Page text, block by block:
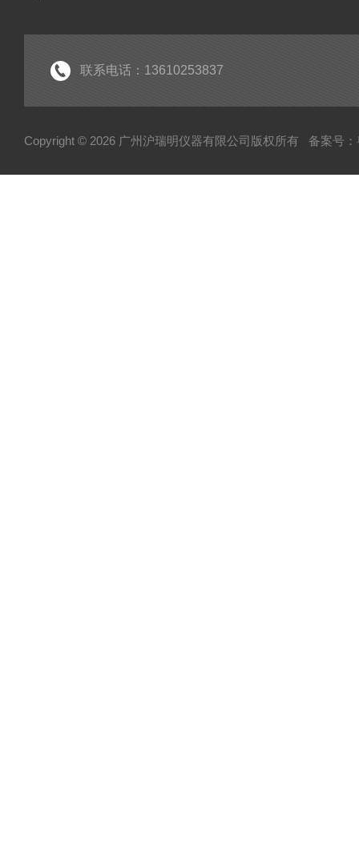
联系电话：13610253837
Copyright © 2026 广州沪瑞明仪器有限公司版权所有 备案号